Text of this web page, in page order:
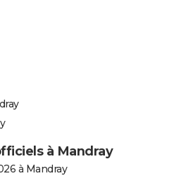
à Mandray
à Mandray